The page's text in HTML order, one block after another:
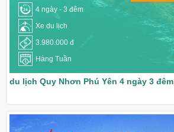
4 ngày - 3 đêm
Xe du lịch
3.980.000 đ
Hàng Tuần
du lịch Quy Nhơn Phú Yên 4 ngày 3 đêm